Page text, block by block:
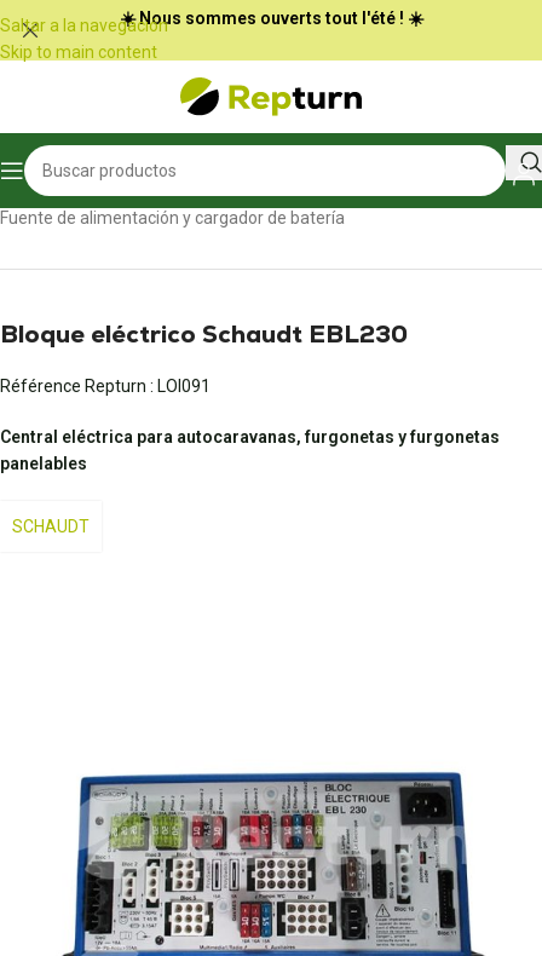
Panel de gestión de cookies
Saltar a la navegación
Skip to main content
☀️ Nous sommes ouverts tout l'été ! ☀️
Inicio/Autocaravanas y furgonetas
Fuente de alimentación y cargador de batería
Bloque eléctrico Schaudt EBL230
Référence Repturn : LOI091
Central eléctrica para autocaravanas, furgonetas y furgonetas
panelables
SCHAUDT